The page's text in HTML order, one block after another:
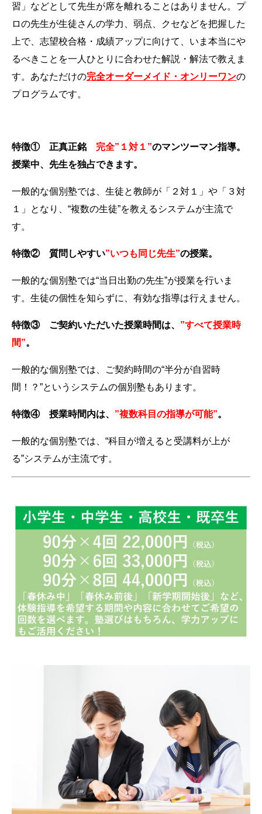
習」などとして先生が席を離れることはありません。 プ
ロの先生が生徒さんの学力、弱点、クセなどを把握した
上で、志望校合格・成績アップに向けて、いま本当にや
るべきことを一人ひとりに合わせた解説・解法で教えま
す。 あなただけの完全オーダーメイド・オンリーワンの
プログラムです。
特徴① 正真正銘 完全”１対１”のマンツーマン指導。
授業中、先生を独占できます。
一般的な個別塾では、生徒と教師が「２対１」や「３対
１」となり、“複数の生徒”を教えるシステムが主流で
す。
特徴② 質問しやすい”いつも同じ先生”の授業。
一般的な個別塾では“当日出勤の先生”が授業を行いま
す。生徒の個性を知らずに、有効な指導は行えません。
特徴③ ご契約いただいた授業時間は、 ”すべて授業時
間”。
一般的な個別塾では、ご契約時間の“半分が自習時
間！？”というシステムの個別塾もあります。
特徴④ 授業時間内は、 ”複数科目の指導が可能”。
一般的な個別塾では、“科目が増えると受講料が上が
る”システムが主流です。